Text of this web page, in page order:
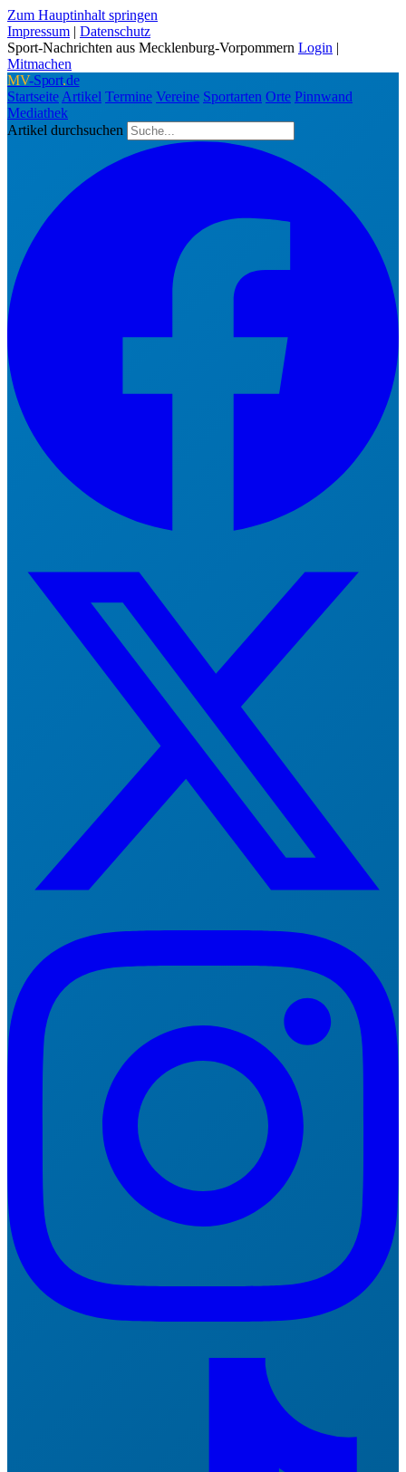
Zum Hauptinhalt springen
Impressum | Datenschutz
Sport-Nachrichten aus Mecklenburg-Vorpommern Login |
Mitmachen
MV-Sport.de
Startseite Artikel Termine Vereine Sportarten Orte Pinnwand
Mediathek
Artikel durchsuchen